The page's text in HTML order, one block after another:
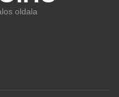
oldala